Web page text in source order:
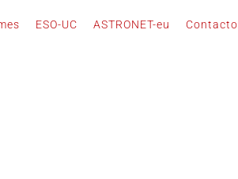
ESO-UC ASTRONET-eu Contacto